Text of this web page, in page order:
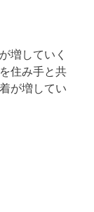
増していく
住み手と共
が増してい